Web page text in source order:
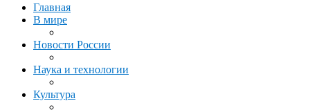
Главная
В мире
Новости России
Наука и технологии
Культура